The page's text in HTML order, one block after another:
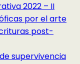
2022 – II
por el arte
post-
supervivencia